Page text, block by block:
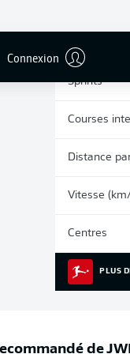
Connexion
Sprints
Courses
Distance
Vitesse
Centres
PLUS
de